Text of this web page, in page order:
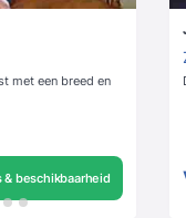
met een breed en
& beschikbaarheid